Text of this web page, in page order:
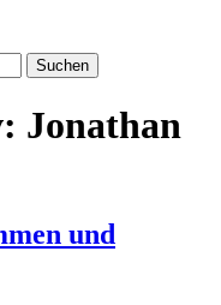
Jonathan
und